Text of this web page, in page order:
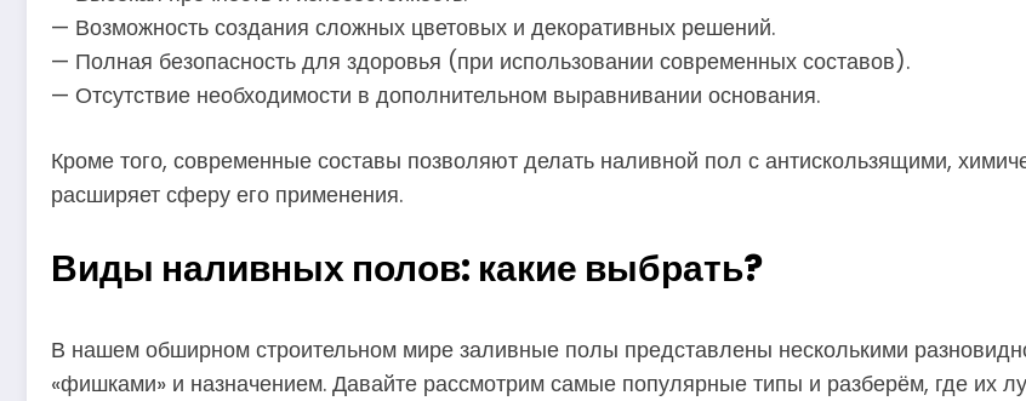
— Возможность создания сложных цветовых и декоративных решений.
— Полная безопасность для здоровья (при использовании современных составов).
— Отсутствие необходимости в дополнительном выравнивании основания.
Кроме того, современные составы позволяют делать наливной пол с антискользящими,
расширяет сферу его применения.
Виды наливных полов: какие выбрать?
В нашем обширном строительном мире заливные полы представлены несколькими
«фишками» и назначением. Давайте рассмотрим самые популярные типы и разберём, где их